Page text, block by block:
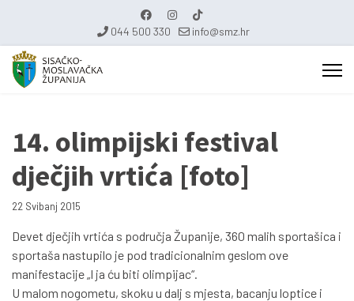
044 500 330 info@smz.hr
14. olimpijski festival
dječjih vrtića [foto]
22 Svibanj 2015
Devet dječjih vrtića s područja Županije, 360 malih sportašica i
sportaša nastupilo je pod tradicionalnim geslom ove
manifestacije „I ja ću biti olimpijac“.
U malom nogometu, skoku u dalj s mjesta, bacanju loptice i